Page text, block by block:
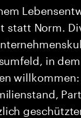
Norm.
in